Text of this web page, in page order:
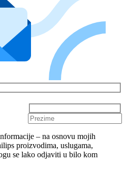
– na osnovu mojih
proizvodima, uslugama,
se lako odjaviti u bilo kom